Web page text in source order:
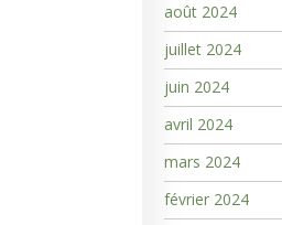
août 2024
juillet 2024
juin 2024
avril 2024
mars 2024
février 2024